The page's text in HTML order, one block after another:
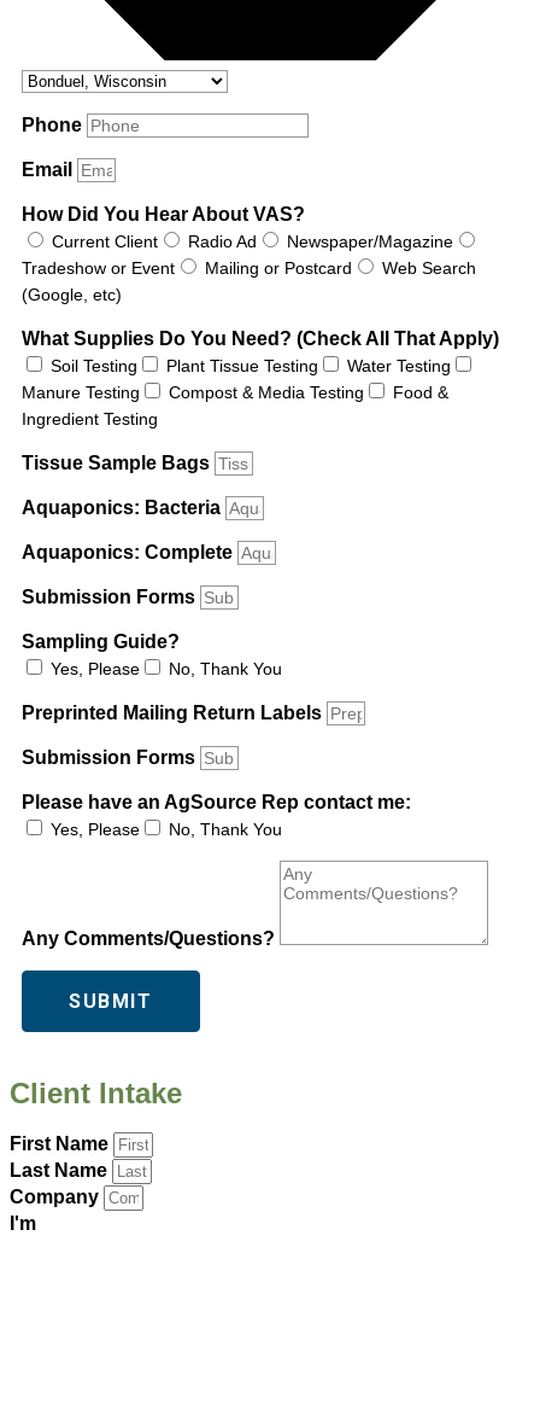
Phone
Email
How Did You Hear About VAS?
Current Client Radio Ad
Newspaper/Magazine
Tradeshow or Event
Mailing or Postcard
Web Search
(Google, etc)
What Supplies Do You Need? (Check All That Apply)
Soil Testing Plant Tissue Testing
Water Testing
Manure Testing
Compost & Media Testing
Food &
Ingredient Testing
Tissue Sample Bags
Aquaponics: Bacteria
Aquaponics: Complete
Submission Forms
Sampling Guide?
Yes, Please No, Thank You
Preprinted Mailing Return Labels
Submission Forms
Please have an AgSource Rep contact me:
Yes, Please No, Thank You
Any Comments/Questions?
SUBMIT
Client Intake
First Name
Last Name
Company
I'm